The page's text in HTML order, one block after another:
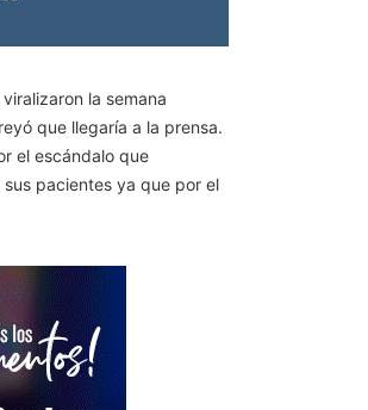
la semana
que llegaría a la prensa.
el escándalo que
pacientes ya que por el